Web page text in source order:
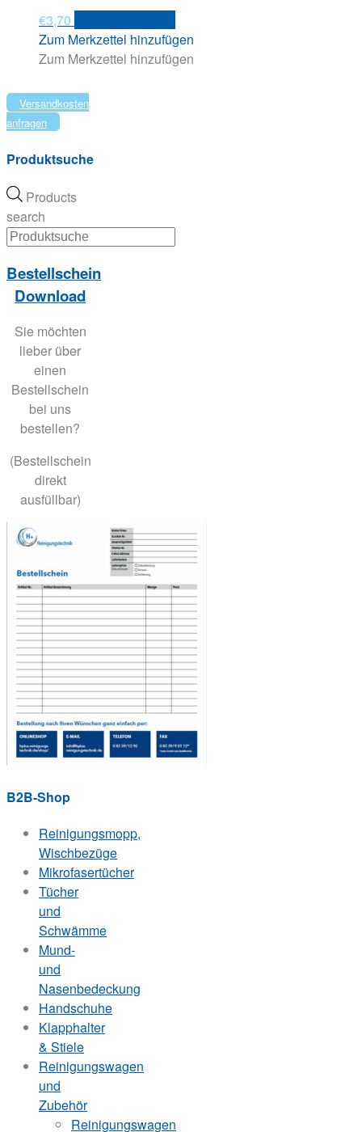
€3,70
Zum Merkzettel hinzufügen
Zum Merkzettel hinzufügen
Versandkosten
anfragen
Produktsuche
Products
search
Bestellschein
Download
Sie möchten
lieber über
einen
Bestellschein
bei uns
bestellen?
(Bestellschein
direkt
ausfüllbar)
B2B-Shop
Reinigungsmopp,
Wischbezüge
Mikrofasertücher
Tücher
und
Schwämme
Mund-
und
Nasenbedeckung
Handschuhe
Klapphalter
& Stiele
Reinigungswagen
und
Zubehör
Reinigungswagen